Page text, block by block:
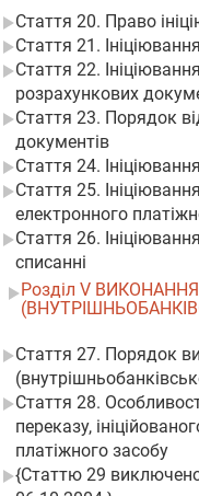
Стаття 20. Право
Стаття 21.
Стаття 22.
розрахункових
Стаття 23. Порядок
документів
Стаття 24.
Стаття 25.
електронного
Стаття 26.
списанні
Розділ V
Стаття 27. Порядок
Стаття 28.
переказу,
платіжного засобу
{Статтю 29